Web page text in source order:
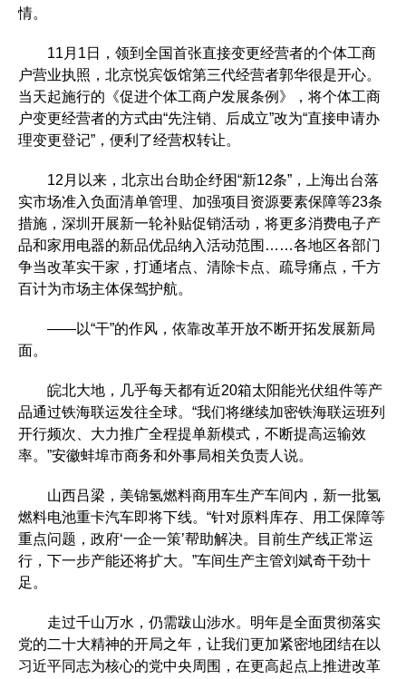
情。
11月1日，领到全国首张直接变更经营者的个体工商
户营业执照，北京悦宾饭馆第三代经营者郭华很是开心。
当天起施行的《促进个体工商户发展条例》，将个体工商
户变更经营者的方式由“先注销、后成立”改为“直接申请办
理变更登记”，便利了经营权转让。
12月以来，北京出台助企纾困“新12条”，上海出台落
实市场准入负面清单管理、加强项目资源要素保障等23条
措施，深圳开展新一轮补贴促销活动，将更多消费电子产
品和家用电器的新品优品纳入活动范围……各地区各部门
争当改革实干家，打通堵点、清除卡点、疏导痛点，千方
百计为市场主体保驾护航。
——以“干”的作风，依靠改革开放不断开拓发展新局
面。
皖北大地，几乎每天都有近20箱太阳能光伏组件等产
品通过铁海联运发往全球。“我们将继续加密铁海联运班列
开行频次、大力推广全程提单新模式，不断提高运输效
率。”安徽蚌埠市商务和外事局相关负责人说。
山西吕梁，美锦氢燃料商用车生产车间内，新一批氢
燃料电池重卡汽车即将下线。“针对原料库存、用工保障等
重点问题，政府‘一企一策’帮助解决。目前生产线正常运
行，下一步产能还将扩大。”车间生产主管刘斌奇干劲十
足。
走过千山万水，仍需跋山涉水。明年是全面贯彻落实
党的二十大精神的开局之年，让我们更加紧密地团结在以
习近平同志为核心的党中央周围，在更高起点上推进改革